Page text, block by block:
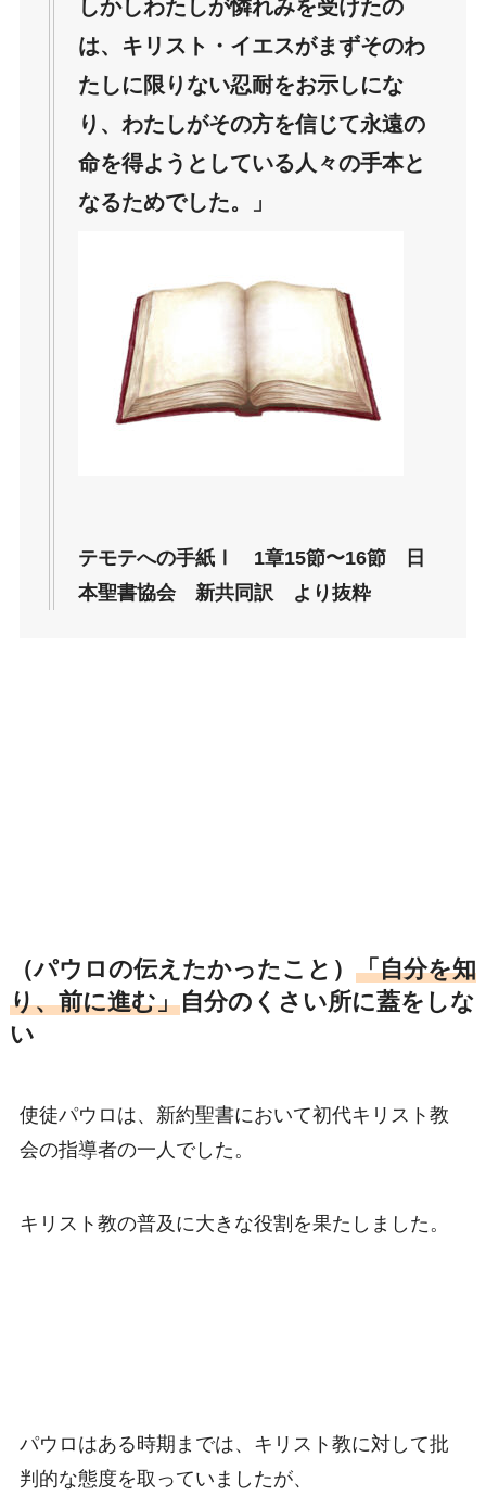
しかしわたしが憐れみを受けたの
は、キリスト・イエスがまずそのわ
たしに限りない忍耐をお示しにな
り、わたしがその方を信じて永遠の
命を得ようとしている人々の手本と
なるためでした。」
テモテへの手紙Ⅰ 1章15節〜16節 日
本聖書協会 新共同訳 より抜粋
（パウロの伝えたかったこと） 「自分を知
り、前に進む」自分のくさい所に蓋をしな
い
使徒パウロは、新約聖書において初代キリスト教
会の指導者の一人でした。
キリスト教の普及に大きな役割を果たしました。
パウロはある時期までは、キリスト教に対して批
判的な態度を取っていましたが、